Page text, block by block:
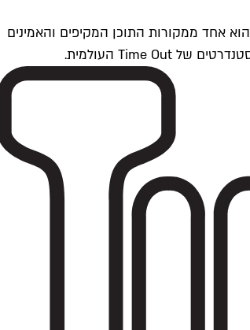
Time Outתל אביב הוא חלק מרשת Time Out Global — רשת מדיה בינלאומית הפועלת ב-360 ערים מרכזיות וב-60 מדינות ברחבי העולם. Time Out הוא אחד ממקורות התוכן המקיפים והאמינים